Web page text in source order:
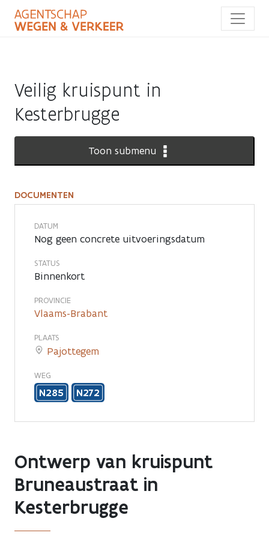
naar
Veilig kruispunt in
Kesterbrugge
Toon submenu
Documenten
DOCUMENTEN
DATUM
Nog geen concrete uitvoeringsdatum
STATUS
Binnenkort
PROVINCIE
Vlaams-Brabant
PLAATS
Pajottegem
WEG
N285 N272
Ontwerp van kruispunt
Bruneaustraat in
Kesterbrugge